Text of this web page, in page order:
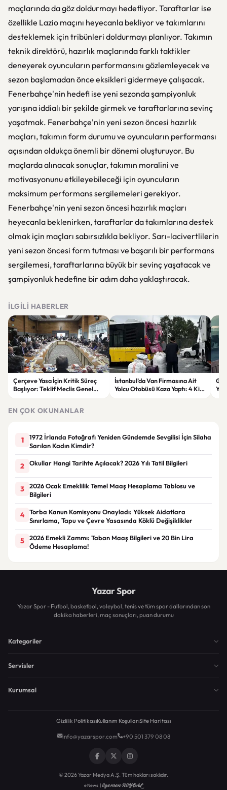
maçlarında da göz doldurmayı hedefliyor. Taraftarlar ise
özellikle Lazio maçını heyecanla bekliyor ve takımlarını
desteklemek için tribünleri doldurmayı planlıyor. Takımın
teknik direktörü, hazırlık maçlarında farklı taktikler
deneyerek oyuncuların performansını gözlemleyecek ve
sezon başlamadan önce eksikleri gidermeye çalışacak.
Fenerbahçe'nin hedefi ise yeni sezonda şampiyonluk
yarışına iddialı bir şekilde girmek ve taraftarlarına sevinç
yaşatmak. Fenerbahçe'nin yeni sezon öncesi hazırlık
maçları, takımın form durumu ve oyuncuların performansı
açısından oldukça önemli bir dönemi oluşturuyor. Bu
maçlarda alınacak sonuçlar, takımın moralini ve
motivasyonunu etkileyebileceği için oyuncuların
maksimum performans sergilemeleri gerekiyor.
Fenerbahçe'nin yeni sezon öncesi hazırlık maçları
heyecanla beklenirken, taraftarlar da takımlarına destek
olmak için maçları sabırsızlıkla bekliyor. Sarı-lacivertlilerin
yeni sezon öncesi form tutması ve başarılı bir performans
sergilemesi, taraftarlarına büyük bir sevinç yaşatacak ve
şampiyonluk hedefine bir adım daha yaklaştıracak.
İLGILI HABERLER
Çerçeve Yasa İçin Kritik Süreç
Başlıyor: Teklif Meclis Genel
İstanbul’da Van Firmasına Ait
Yolcu Otobüsü Kaza Yaptı: 4 Kişi
EN ÇOK OKUNANLAR
1
1972 İrlanda Fotoğrafı Yeniden Gündemde Sevgilisi İçin Silaha
Sarılan Kadın Kimdir?
2 Okullar Hangi Tarihte Açılacak? 2026 Yılı Tatil Bilgileri
3
2026 Ocak Emeklilik Temel Maaş Hesaplama Tablosu ve
Bilgileri
4
Torba Kanun Komisyonu Onayladı: Yüksek Aidatlara
Sınırlama, Tapu ve Çevre Yasasında Köklü Değişiklikler
5
2026 Emekli Zammı: Taban Maaş Bilgileri ve 20 Bin Lira
Ödeme Hesaplama!
Yazar Spor
Yazar Spor - Futbol, basketbol, voleybol, tenis ve tüm spor dallarından son
dakika haberleri, maç sonuçları, puan durumu
Kategoriler
Servisler
Kurumsal
Gizlilik PolitikasıKullanım KoşullarıSite Haritası
info@yazarspor.com +90 501 379 08 08
© 2026 Yazar Medya A.Ş. Tüm hakları saklıdır.
eNews |Egemen KEYDAL